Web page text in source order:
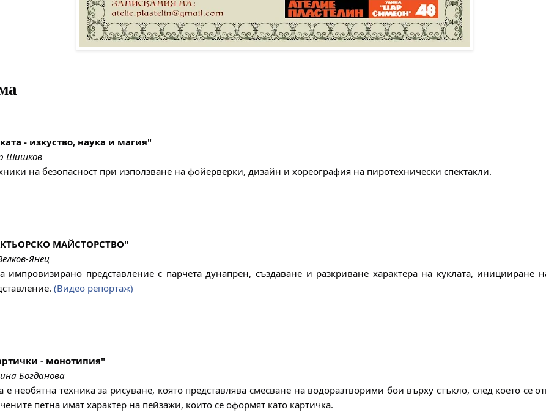
- изкуство, наука и магия"
Шишков
на безопасност при използване на фойерверки, дизайн и хореография на пиротехнически спектакли.
МАЙСТОРСТВО"
Янец
импровизирано представление с парчета дунапрен, създаване и разкриване характера на куклата, иницииране
(Видео репортаж)
- монотипия"
Богданова
необятна техника за рисуване, която представлява смесване на водоразтворими бои върху стъкло, след което се
петна имат характер на пейзажи, които се оформят като картичка.